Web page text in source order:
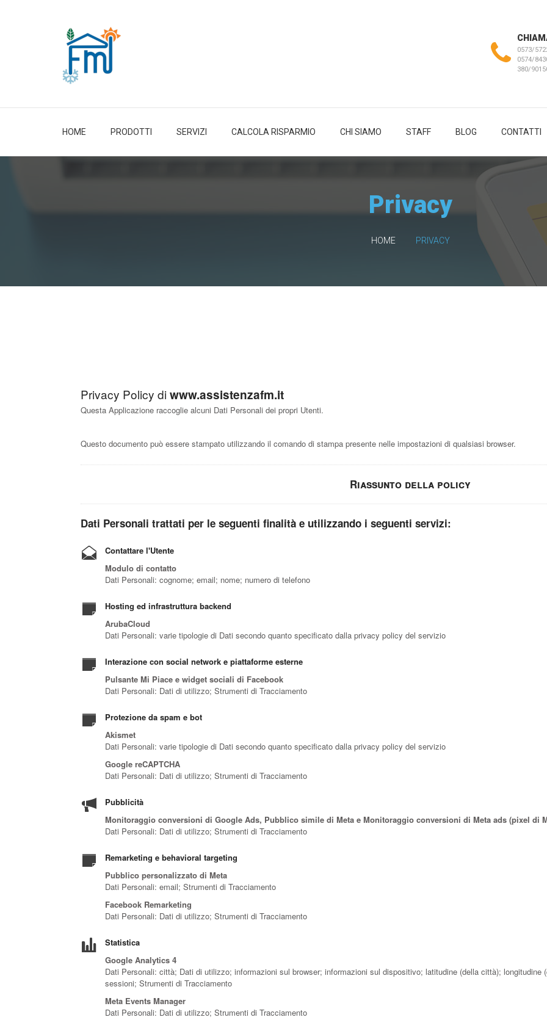
0573/
0574/
380/
HOME PRODOTTI SERVIZI CALCOLA RISPARMIO CHI SIAMO STAFF BLOG CONTATTI
Privacy
HOME PRIVACY
Privacy Policy di www.assistenzafm.it
Questa Applicazione raccoglie alcuni Dati Personali dei propri Utenti.
Questo documento può essere stampato utilizzando il comando di stampa presente nelle impostazioni di qualsiasi browser.
Riassunto della policy
Dati Personali trattati per le seguenti finalità e utilizzando i seguenti servizi:
Contattare l'Utente
Modulo di contatto
Dati Personali: cognome; email; nome; numero di telefono
Hosting ed infrastruttura backend
ArubaCloud
Dati Personali: varie tipologie di Dati secondo quanto specificato dalla privacy policy del servizio
Interazione con social network e piattaforme esterne
Pulsante Mi Piace e widget sociali di Facebook
Dati Personali: Dati di utilizzo; Strumenti di Tracciamento
Protezione da spam e bot
Akismet
Dati Personali: varie tipologie di Dati secondo quanto specificato dalla privacy policy del servizio
Google reCAPTCHA
Dati Personali: Dati di utilizzo; Strumenti di Tracciamento
Pubblicità
Monitoraggio conversioni di Google Ads, Pubblico simile di Meta e Monitoraggio conversioni di Meta ads (pixel di
Dati Personali: Dati di utilizzo; Strumenti di Tracciamento
Remarketing e behavioral targeting
Pubblico personalizzato di Meta
Dati Personali: email; Strumenti di Tracciamento
Facebook Remarketing
Dati Personali: Dati di utilizzo; Strumenti di Tracciamento
Statistica
Google Analytics 4
Dati Personali: città; Dati di utilizzo; informazioni sul browser; informazioni sul dispositivo; latitudine (della città);
sessioni; Strumenti di Tracciamento
Meta Events Manager
Dati Personali: Dati di utilizzo; Strumenti di Tracciamento